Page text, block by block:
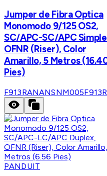
Jumper de Fibra Optica
Monomodo 9/125 OS2,
SC/APC-SC/APC
OFNR (Riser), Color
Amarillo, 5 Metros
Pies)
F913RANANSNM005
PANDUIT